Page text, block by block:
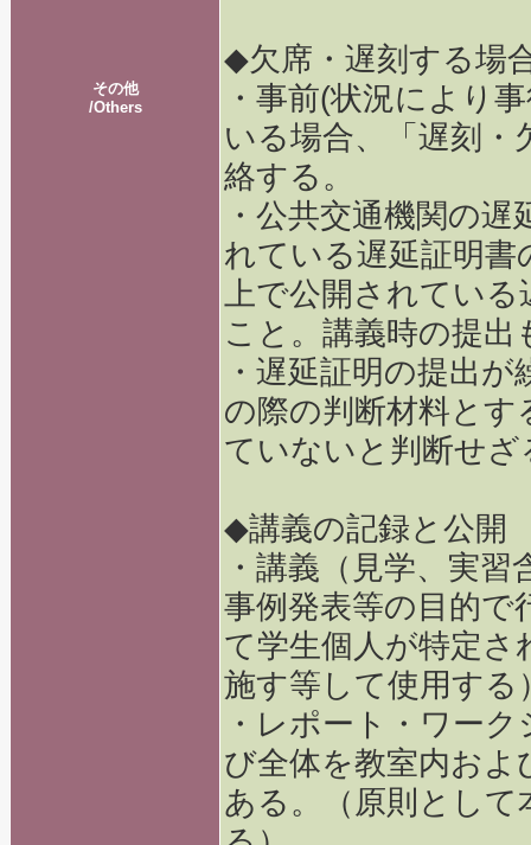
その他
/Others
◆欠席・遅刻する場
・事前(状況により
いる場合、「遅刻・
絡する。
・公共交通機関の
れている遅延証明
上で公開されてい
こと。講義時の提出
・遅延証明の提出
の際の判断材料とす
ていないと判断せ
◆講義の記録と公開
・講義（見学、実
事例発表等の目的で
て学生個人が特定
施す等して使用する
・レポート・ワー
び全体を教室内お
ある。（原則として